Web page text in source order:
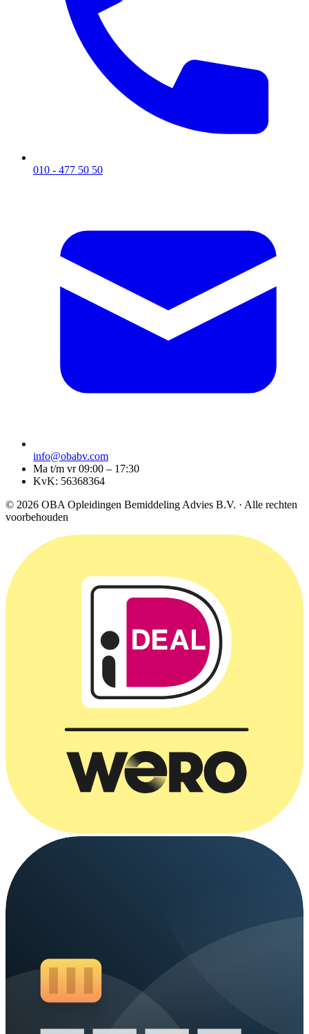
010 - 477 50 50
info@obabv.com
Ma t/m vr 09:00 – 17:30
KvK: 56368364
© 2026 OBA Opleidingen Bemiddeling Advies B.V. · Alle rechten
voorbehouden